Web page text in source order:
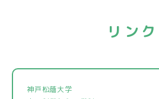
リンク
神戸松蔭大学